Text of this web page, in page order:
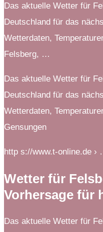
Das aktuelle Wetter für
Deutschland für das
Wetterdaten,
Felsberg, …
Das aktuelle Wetter für
Deutschland für das
Wetterdaten,
Gensungen
http s://www.t-online.de ›
Wetter für
Vorhersage für
Das aktuelle Wetter für